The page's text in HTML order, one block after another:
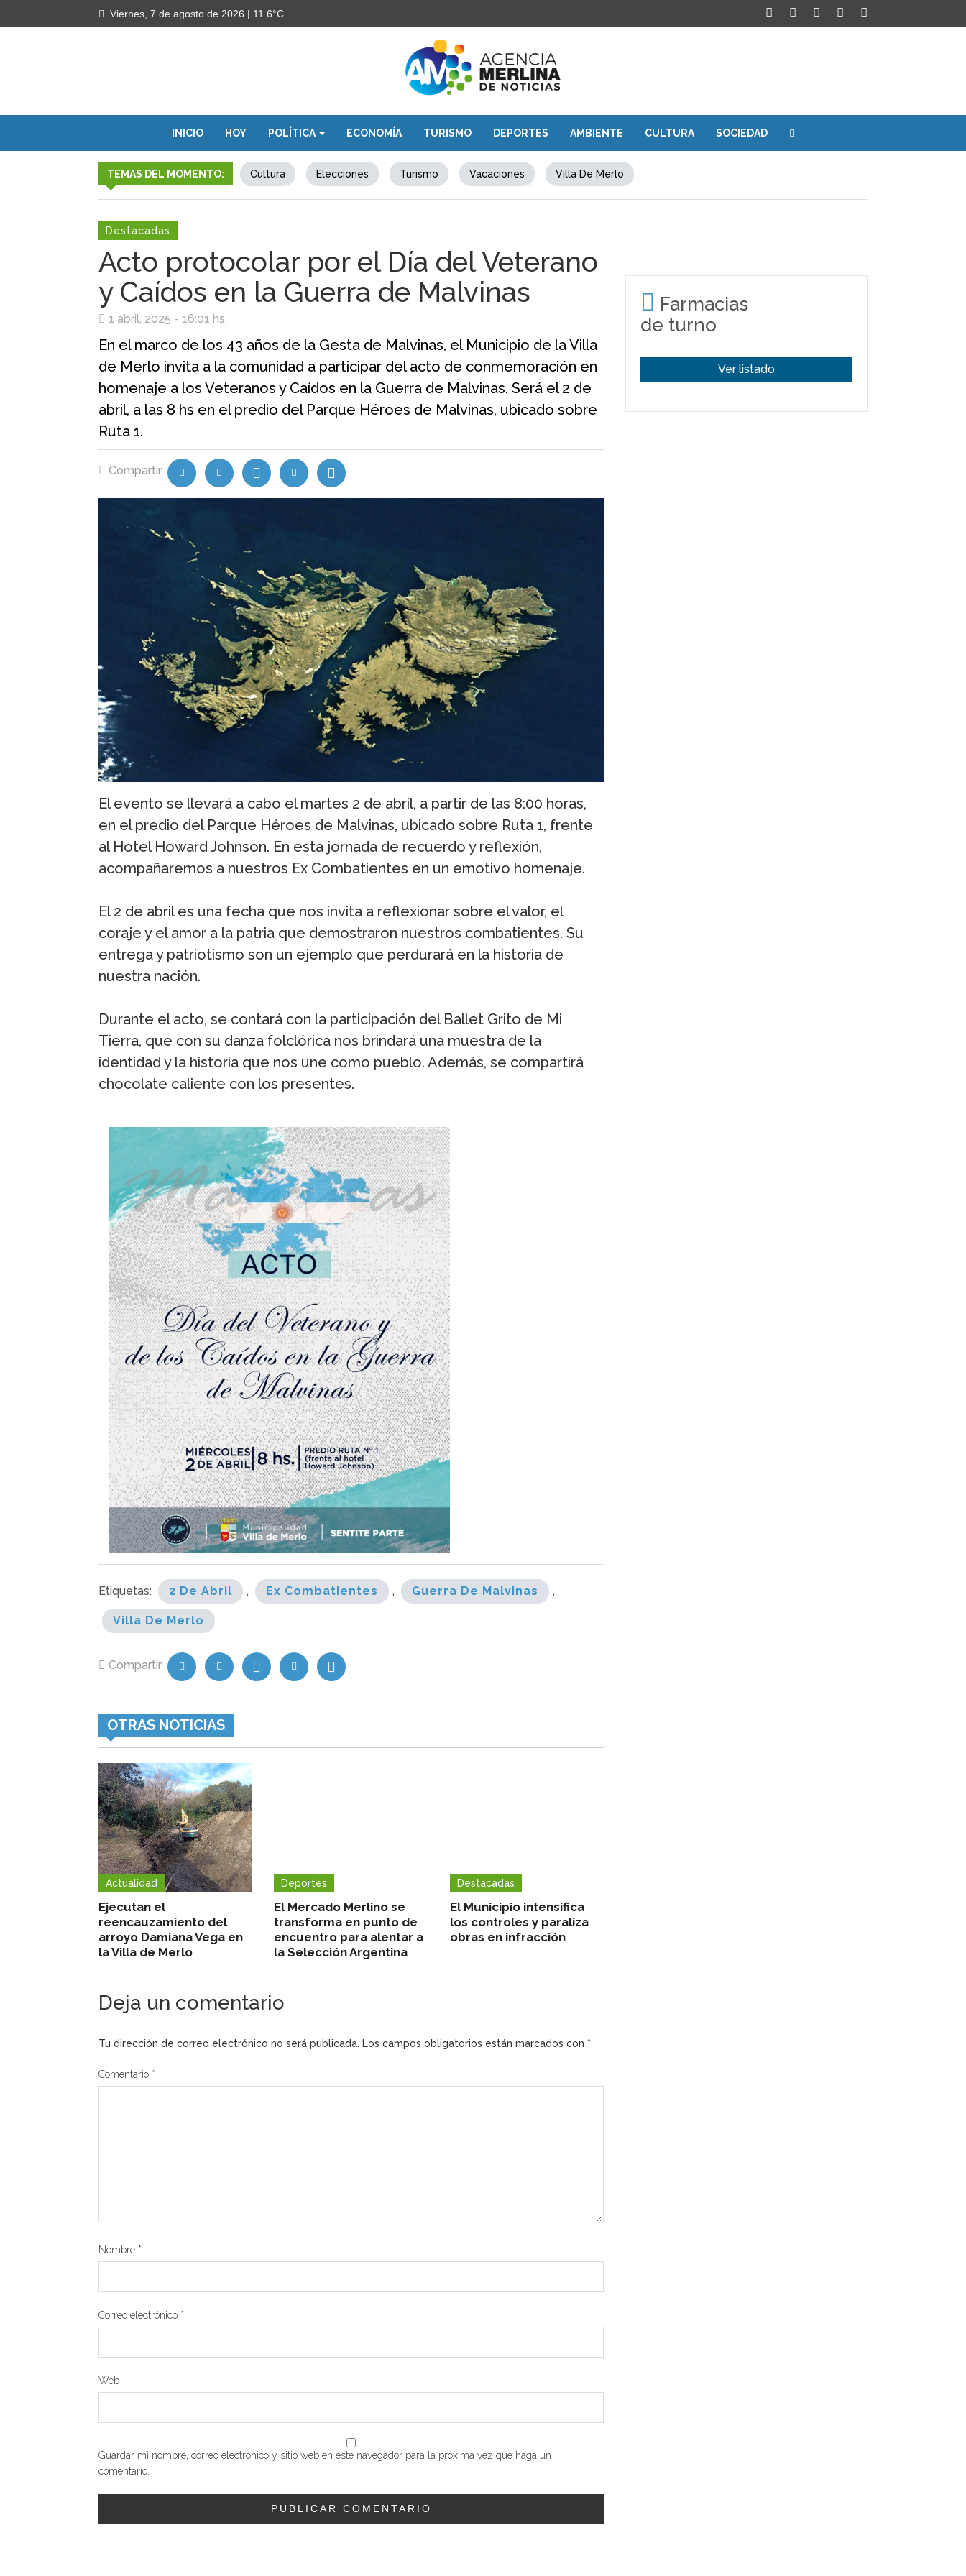
Viernes, 7 de agosto de 2026 | 11.6°C
INICIO HOY POLÍTICA ECONOMÍA TURISMO DEPORTES AMBIENTE CULTURA SOCIEDAD
TEMAS DEL MOMENTO: Cultura Elecciones Turismo Vacaciones Villa De Merlo
Destacadas
Acto protocolar por el Día del Veterano
y Caídos en la Guerra de Malvinas
1 abril, 2025 - 16:01 hs.
En el marco de los 43 años de la Gesta de Malvinas, el Municipio de la Villa
de Merlo invita a la comunidad a participar del acto de conmemoración en
homenaje a los Veteranos y Caídos en la Guerra de Malvinas. Será el 2 de
abril, a las 8 hs en el predio del Parque Héroes de Malvinas, ubicado sobre
Ruta 1.
Compartir
El evento se llevará a cabo el martes 2 de abril, a partir de las 8:00 horas,
en el predio del Parque Héroes de Malvinas, ubicado sobre Ruta 1, frente
al Hotel Howard Johnson. En esta jornada de recuerdo y reflexión,
acompañaremos a nuestros Ex Combatientes en un emotivo homenaje.
El 2 de abril es una fecha que nos invita a reflexionar sobre el valor, el
coraje y el amor a la patria que demostraron nuestros combatientes. Su
entrega y patriotismo son un ejemplo que perdurará en la historia de
nuestra nación.
Durante el acto, se contará con la participación del Ballet Grito de Mi
Tierra, que con su danza folclórica nos brindará una muestra de la
identidad y la historia que nos une como pueblo. Además, se compartirá
chocolate caliente con los presentes.
Etiquetas: 2 De Abril , Ex Combatientes , Guerra De Malvinas ,
Villa De Merlo
Compartir
OTRAS NOTICIAS
Actualidad
Ejecutan el
reencauzamiento del
arroyo Damiana Vega en
la Villa de Merlo
Deportes
El Mercado Merlino se
transforma en punto de
encuentro para alentar a
la Selección Argentina
Destacadas
El Municipio intensifica
los controles y paraliza
obras en infracción
Deja un comentario
Tu dirección de correo electrónico no será publicada. Los campos obligatorios están marcados con *
Comentario *
Nombre *
Correo electrónico *
Web
Guardar mi nombre, correo electrónico y sitio web en este navegador para la próxima vez que haga un
comentario.
Farmacias
de turno
Ver listado